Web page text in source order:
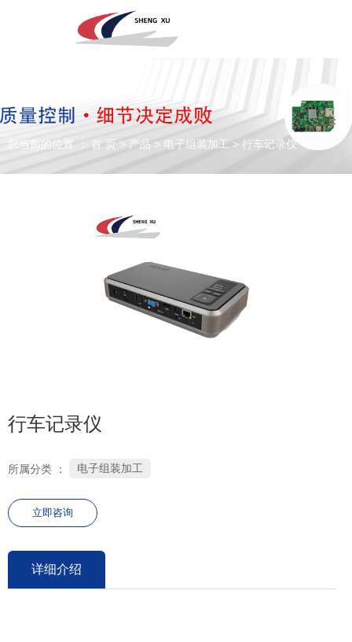
您当前的位置 ： 首 页 > 产品 > 电子组装加工 > 行车记录仪
行车记录仪
所属分类 ： 电子组装加工
立即咨询
详细介绍